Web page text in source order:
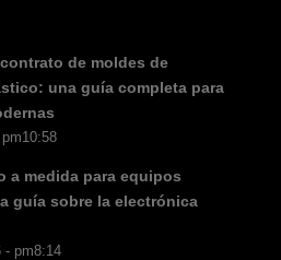
de moldes de
una guía completa para
a medida para equipos
guía sobre la electrónica
- pm8:14